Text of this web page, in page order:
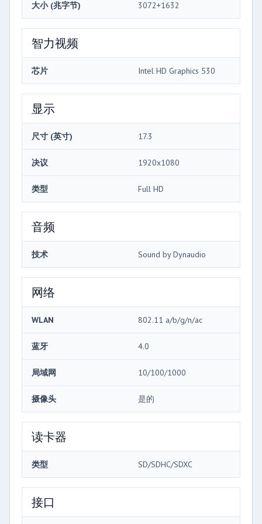
大小 (兆字节) 3072+1632
智力视频
芯片 Intel HD Graphics 530
显示
尺寸 (英寸) 17.3
决议 1920x1080
类型 Full HD
音频
技术 Sound by Dynaudio
网络
WLAN 802.11 a/b/g/n/ac
蓝牙 4.0
局域网 10/100/1000
摄像头 是的
读卡器
类型 SD/SDHC/SDXC
接口